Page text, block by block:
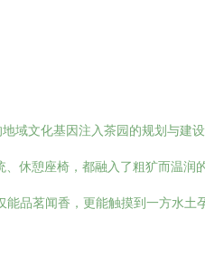
域文化基因注入茶园的规划与建
休憩座椅，都融入了粗犷而温润
品茗闻香，更能触摸到一方水土